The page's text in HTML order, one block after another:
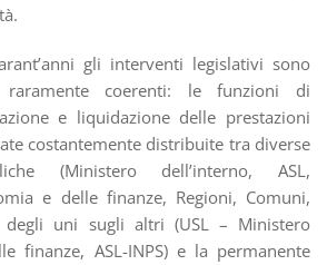
gli interventi legislativi sono
coerenti: le funzioni di
e liquidazione delle prestazioni
costantemente distribuite tra diverse
(Ministero dell’interno, ASL,
e delle finanze, Regioni, Comuni,
degli uni sugli altri (USL – Ministero
finanze, ASL-INPS) e la permanente